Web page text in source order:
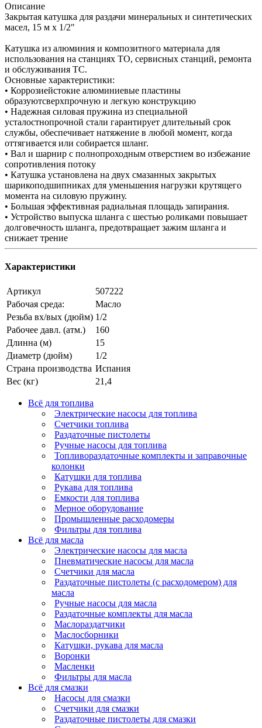
Описание
Закрытая катушка для раздачи минеральных и синтетических
масел, 15 м х 1/2"
Катушка из алюминия и композитного материала для
использования на станциях ТО, сервисных станций, ремонта
и обслуживания ТС.
Основные характеристики:
• Коррозиейстокие алюминиевые пластины
образуютсверхпрочную и легкую конструкцию
• Надежная силовая пружина из специальной
усталостнопрочной стали гарантирует длительный срок
службы, обеспечивает натяжение в любой момент, когда
оттягивается или собирается шланг.
• Вал и шарнир с полнопроходным отверстием во избежание
сопротивления потоку
• Катушка установлена на двух смазанных закрытых
шарикоподшипниках для уменьшения нагрузки крутящего
момента на силовую пружину.
• Большая эффективная радиальная площадь запирания.
• Устройство выпуска шланга с шестью роликами повышает
долговечность шланга, предотвращает зажим шланга и
снижает трение
Характеристики
Артикул
507222
Рабочая среда:
Масло
Резьба вх/вых (дюйм) 1/2
Рабочее давл. (атм.)
160
Длинна (м)
15
Диаметр (дюйм)
1/2
Страна производства Испания
Вес (кг)
21,4
Всё для топлива
Электрические насосы для топлива
Счетчики топлива
Раздаточные пистолеты
Ручные насосы для топлива
Топливораздаточные комплекты и заправочные
колонки
Катушки для топлива
Рукава для топлива
Емкости для топлива
Мерное оборудование
Промышленные расходомеры
Фильтры для топлива
Всё для масла
Электрические насосы для масла
Пневматические насосы для масла
Счетчики для масла
Раздаточные пистолеты (с расходомером) для
масла
Ручные насосы для масла
Раздаточные комплекты для масла
Маслораздатчики
Маслосборники
Катушки, рукава для масла
Воронки
Масленки
Фильтры для масла
Всё для смазки
Насосы для смазки
Счетчики для смазки
Раздаточные пистолеты для смазки